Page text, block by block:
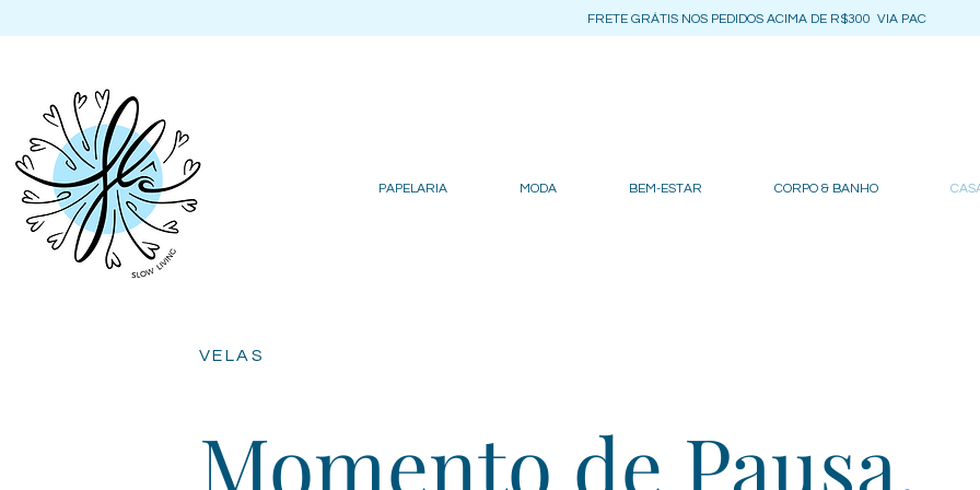
FRETE GRÁTIS NOS PEDIDOS ACIMA DE R$300 VIA PAC
PAPELARIA MODA BEM-ESTAR CORPO & BANHO
VELAS
Momento de Pausa,